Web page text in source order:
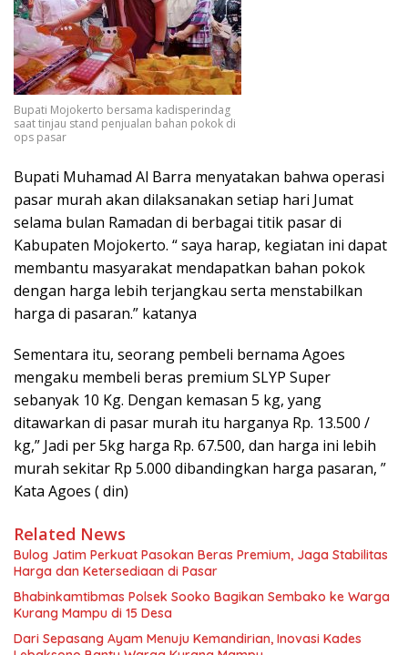
Bupati Mojokerto bersama kadisperindag
saat tinjau stand penjualan bahan pokok di
ops pasar
Bupati Muhamad Al Barra menyatakan bahwa operasi
pasar murah akan dilaksanakan setiap hari Jumat
selama bulan Ramadan di berbagai titik pasar di
Kabupaten Mojokerto. “ saya harap, kegiatan ini dapat
membantu masyarakat mendapatkan bahan pokok
dengan harga lebih terjangkau serta menstabilkan
harga di pasaran.” katanya
Sementara itu, seorang pembeli bernama Agoes
mengaku membeli beras premium SLYP Super
sebanyak 10 Kg. Dengan kemasan 5 kg, yang
ditawarkan di pasar murah itu harganya Rp. 13.500 /
kg,” Jadi per 5kg harga Rp. 67.500, dan harga ini lebih
murah sekitar Rp 5.000 dibandingkan harga pasaran, ”
Kata Agoes ( din)
Related News
Bulog Jatim Perkuat Pasokan Beras Premium, Jaga Stabilitas
Harga dan Ketersediaan di Pasar
Bhabinkamtibmas Polsek Sooko Bagikan Sembako ke Warga
Kurang Mampu di 15 Desa
Dari Sepasang Ayam Menuju Kemandirian, Inovasi Kades